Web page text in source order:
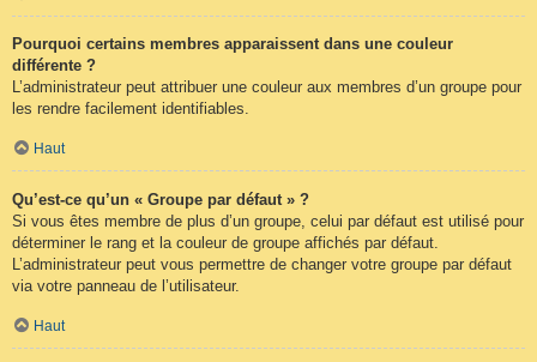
Pourquoi certains membres apparaissent dans une couleur
différente ?
L’administrateur peut attribuer une couleur aux membres d’un groupe pour
les rendre facilement identifiables.
Haut
Qu’est-ce qu’un « Groupe par défaut » ?
Si vous êtes membre de plus d’un groupe, celui par défaut est utilisé pour
déterminer le rang et la couleur de groupe affichés par défaut.
L’administrateur peut vous permettre de changer votre groupe par défaut
via votre panneau de l’utilisateur.
Haut